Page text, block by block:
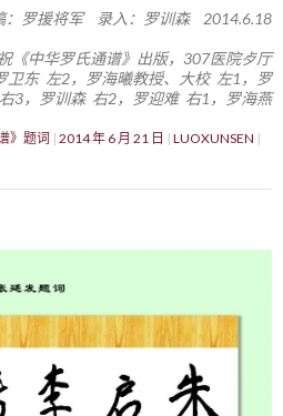
：罗援将军 录入：罗训森 2014.6.18
《中华罗氏通谱》出版，307医院歺厅
卫东 左2，罗海曦教授、大校 左1，罗
3，罗训森 右2，罗迎难 右1，罗海燕
》题词 2014 年 6 月 21 日
LUOXUNSEN